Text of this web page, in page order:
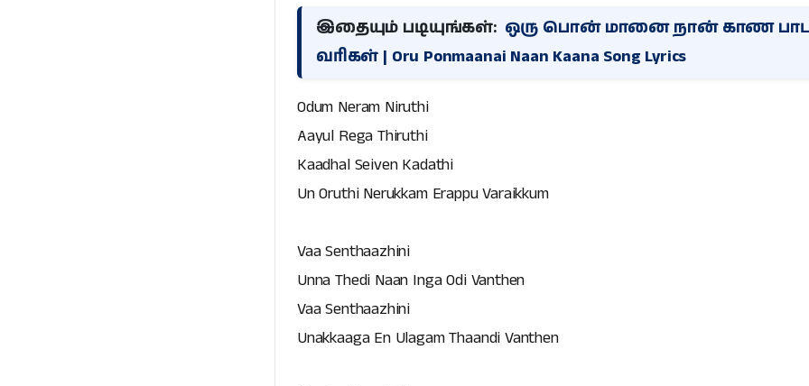
இதையும் படியுங்கள்: ஒரு பொன் மானை நான் காண
வரிகள் | Oru Ponmaanai Naan Kaana Song Lyrics
Odum Neram Niruthi
Aayul Rega Thiruthi
Kaadhal Seiven Kadathi
Un Oruthi Nerukkam Erappu Varaikkum
Vaa Senthaazhini
Unna Thedi Naan Inga Odi Vanthen
Vaa Senthaazhini
Unakkaaga En Ulagam Thaandi Vanthen